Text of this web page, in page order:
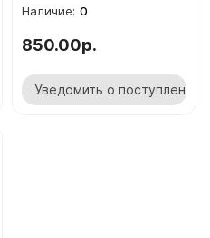
0
850.00р.
Уведомить о поступлении